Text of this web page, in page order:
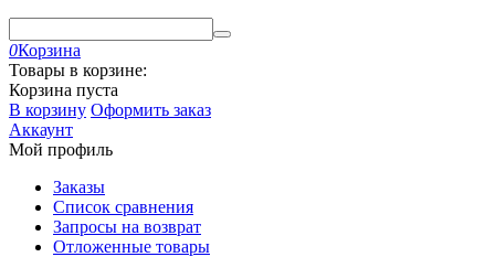
0Корзина
Товары в корзине:
Корзина пуста
В корзину Оформить заказ
Аккаунт
Мой профиль
Заказы
Список сравнения
Запросы на возврат
Отложенные товары